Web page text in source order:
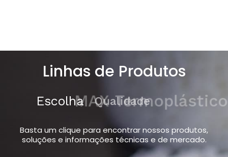
Linhas de Produtos
Escolha MAX Termoplásticos
Basta um clique para encontrar nossos produtos,
soluções e informações técnicas e de mercado.